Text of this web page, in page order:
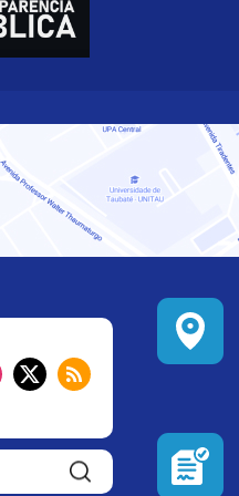
Pesquisar: